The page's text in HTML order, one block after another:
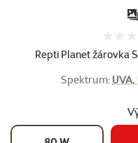
Repti Planet žárovka
Spektrum: